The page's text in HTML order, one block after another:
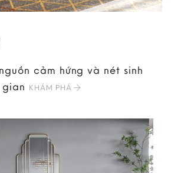
cảm hứng và nét sinh
KHÁM PHÁ